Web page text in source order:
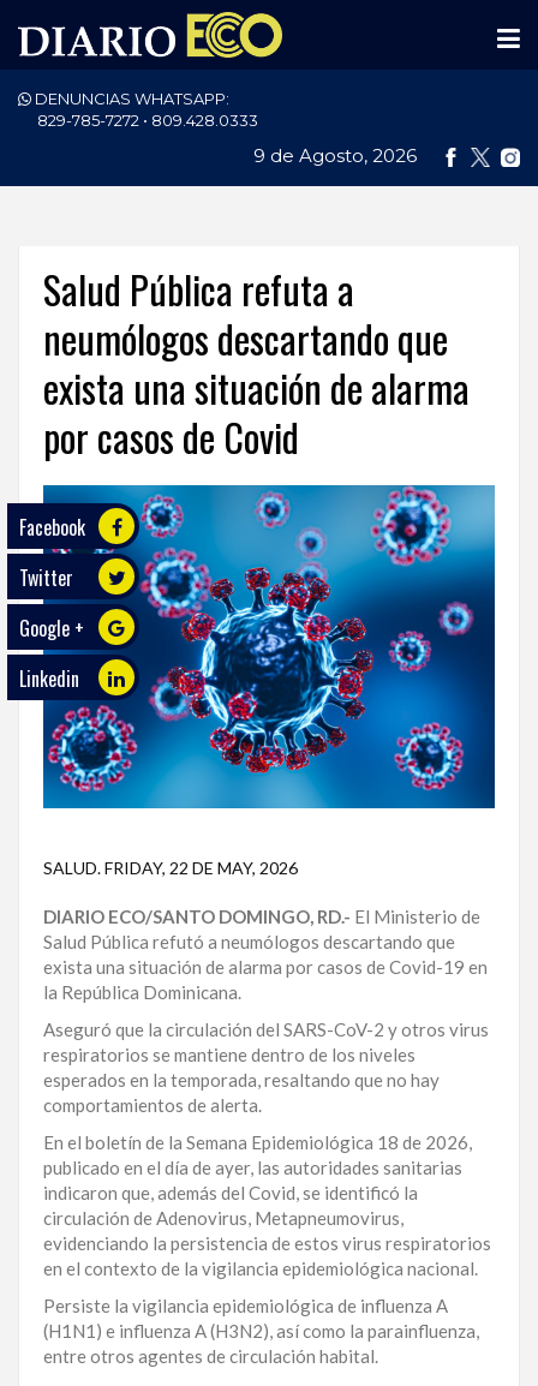
DENUNCIAS WHATSAPP:
829-785-7272 • 809.428.0333
9 de Agosto, 2026
PORTADA
ECONOMÍA
DEPORTES
ENTRETENIMIENTO
SALUD
TECNOLOGÍA
ECO
PLAY
TRABAJOS
DE
INVESTIGACIÓN
PROVINCIAS
DOMINGO
SANTIAGO
SAN
JUAN
LA
ALTAGRACIA
PUERTO
PLATA
CONTÁCTENOS
Salud Pública refuta a
neumólogos descartando que
exista una situación de alarma
por casos de Covid
Facebook
Twitter
Google +
Linkedin
SALUD.FRIDAY, 22 DE MAY, 2026
DIARIO ECO/SANTO DOMINGO, RD.- El Ministerio de
Salud Pública refutó a neumólogos descartando que
exista una situación de alarma por casos de Covid-19 en
la República Dominicana.
Aseguró que la circulación del SARS-CoV-2 y otros virus
respiratorios se mantiene dentro de los niveles
esperados en la temporada, resaltando que no hay
comportamientos de alerta.
En el boletín de la Semana Epidemiológica 18 de 2026,
publicado en el día de ayer, las autoridades sanitarias
indicaron que, además del Covid, se identificó la
circulación de Adenovirus, Metapneumovirus,
evidenciando la persistencia de estos virus respiratorios
en el contexto de la vigilancia epidemiológica nacional.
Persiste la vigilancia epidemiológica de influenza A
(H1N1) e influenza A (H3N2), así como la parainfluenza,
entre otros agentes de circulación habital.